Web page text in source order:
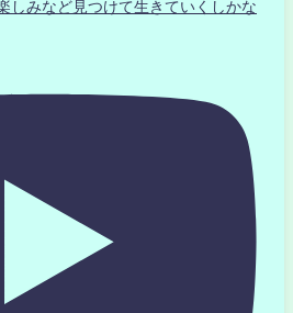
しみなど見つけて生きていくしかな